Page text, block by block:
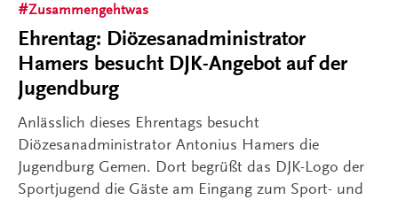
Zusammengehtwas
Ehrentag: Diözesanadministrator
Hamers besucht DJK-Angebot auf der
Jugendburg
Anlässlich dieses Ehrentags besucht
Diözesanadministrator Antonius Hamers die
Jugendburg Gemen. Dort begrüßt das DJK-Logo der
Sportjugend die Gäste am Eingang zum Sport- und